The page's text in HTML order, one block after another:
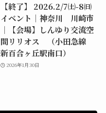
【終了】 2026.2/7㈯-8㈰
イベント｜神奈川 川崎市
｜【会場】しんゆり交流空
間リリオス （小田急線
新百合ヶ丘駅南口）
2026年1月30日